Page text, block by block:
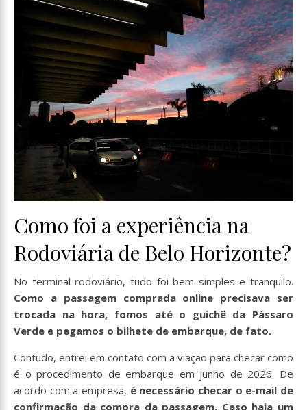
Como foi a experiência na
Rodoviária de Belo Horizonte?
No terminal rodoviário, tudo foi bem simples e tranquilo.
Como a passagem comprada online precisava ser
trocada na hora, fomos até o guichê da Pássaro
Verde e pegamos o bilhete de embarque, de fato.
Contudo, entrei em contato com a viação para checar como
é o procedimento de embarque em junho de 2026. De
acordo com a empresa, é necessário checar o e-mail de
confirmação da compra da passagem. Caso haja um